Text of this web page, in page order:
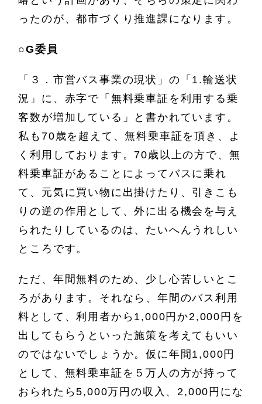
ったのが、都市づくり推進課になります。
○G委員
「３．市営バス事業の現状」の「1.輸送状
況」に、赤字で「無料乗車証を利用する乗
客数が増加している」と書かれています。
私も70歳を超えて、無料乗車証を頂き、よ
く利用しております。70歳以上の方で、無
料乗車証があることによってバスに乗れ
て、元気に買い物に出掛けたり、引きこも
りの逆の作用として、外に出る機会を与え
られたりしているのは、たいへんうれしい
ところです。
ただ、年間無料のため、少し心苦しいとこ
ろがあります。それなら、年間のバス利用
料として、利用者から1,000円か2,000円を
出してもらうといった施策を考えてもいい
のではないでしょうか。仮に年間1,000円
として、無料乗車証を５万人の方が持って
おられたら5,000万円の収入、2,000円にな